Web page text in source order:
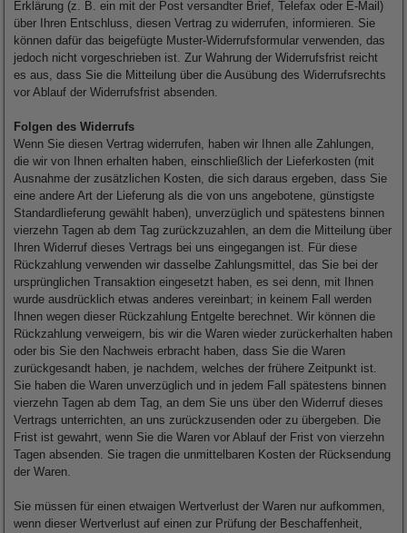
Erklärung (z. B. ein mit der Post versandter Brief, Telefax oder E-Mail)
über Ihren Entschluss, diesen Vertrag zu widerrufen, informieren. Sie
können dafür das beigefügte Muster-Widerrufsformular verwenden, das
jedoch nicht vorgeschrieben ist. Zur Wahrung der Widerrufsfrist reicht
es aus, dass Sie die Mitteilung über die Ausübung des Widerrufsrechts
vor Ablauf der Widerrufsfrist absenden.
Folgen des Widerrufs
Wenn Sie diesen Vertrag widerrufen, haben wir Ihnen alle Zahlungen,
die wir von Ihnen erhalten haben, einschließlich der Lieferkosten (mit
Ausnahme der zusätzlichen Kosten, die sich daraus ergeben, dass Sie
eine andere Art der Lieferung als die von uns angebotene, günstigste
Standardlieferung gewählt haben), unverzüglich und spätestens binnen
vierzehn Tagen ab dem Tag zurückzuzahlen, an dem die Mitteilung über
Ihren Widerruf dieses Vertrags bei uns eingegangen ist. Für diese
Rückzahlung verwenden wir dasselbe Zahlungsmittel, das Sie bei der
ursprünglichen Transaktion eingesetzt haben, es sei denn, mit Ihnen
wurde ausdrücklich etwas anderes vereinbart; in keinem Fall werden
Ihnen wegen dieser Rückzahlung Entgelte berechnet. Wir können die
Rückzahlung verweigern, bis wir die Waren wieder zurückerhalten haben
oder bis Sie den Nachweis erbracht haben, dass Sie die Waren
zurückgesandt haben, je nachdem, welches der frühere Zeitpunkt ist.
Sie haben die Waren unverzüglich und in jedem Fall spätestens binnen
vierzehn Tagen ab dem Tag, an dem Sie uns über den Widerruf dieses
Vertrags unterrichten, an uns zurückzusenden oder zu übergeben. Die
Frist ist gewahrt, wenn Sie die Waren vor Ablauf der Frist von vierzehn
Tagen absenden. Sie tragen die unmittelbaren Kosten der Rücksendung
der Waren.
Sie müssen für einen etwaigen Wertverlust der Waren nur aufkommen,
wenn dieser Wertverlust auf einen zur Prüfung der Beschaffenheit,